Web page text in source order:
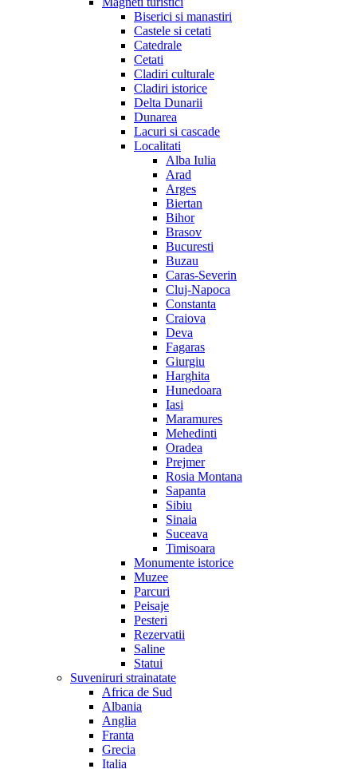
Biserici si manastiri
Castele si cetati
Catedrale
Cetati
Cladiri culturale
Cladiri istorice
Delta Dunarii
Dunarea
Lacuri si cascade
Localitati
Alba Iulia
Arad
Arges
Biertan
Bihor
Brasov
Bucuresti
Buzau
Caras-Severin
Cluj-Napoca
Constanta
Craiova
Deva
Fagaras
Giurgiu
Harghita
Hunedoara
Iasi
Maramures
Mehedinti
Oradea
Prejmer
Rosia Montana
Sapanta
Sibiu
Sinaia
Suceava
Timisoara
Monumente istorice
Muzee
Parcuri
Peisaje
Pesteri
Rezervatii
Saline
Statui
Suveniruri strainatate
Africa de Sud
Albania
Anglia
Franta
Grecia
Italia